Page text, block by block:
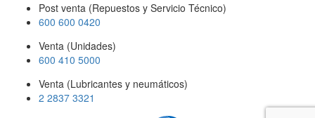
Post venta (Repuestos y Servicio Técnico)
600 600 0420
Venta (Unidades)
600 410 5000
Venta (Lubricantes y neumáticos)
2 2837 3321